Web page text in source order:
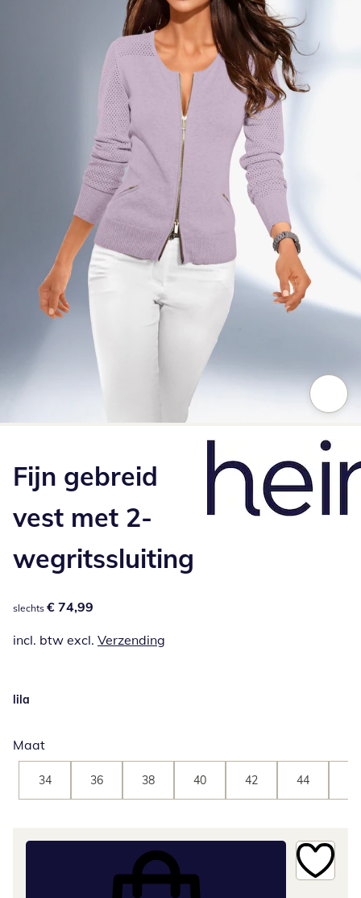
Fijn gebreid
vest met 2-
wegritssluiting
€ 74,99
slechts € 74,99
incl. btw excl. Verzending
lila
Maat
34 36 38 40 42 44